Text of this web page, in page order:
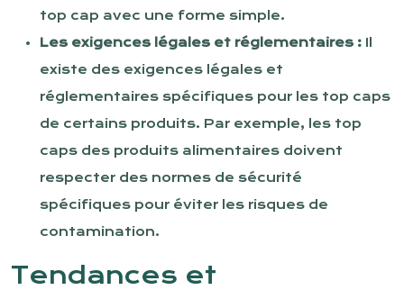
top cap avec une forme simple.
Les exigences légales et réglementaires : Il
existe des exigences légales et
réglementaires spécifiques pour les top caps
de certains produits. Par exemple, les top
caps des produits alimentaires doivent
respecter des normes de sécurité
spécifiques pour éviter les risques de
contamination.
Tendances et